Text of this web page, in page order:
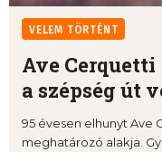
VELEM TÖRTÉNT
Ave
a szépség út
95 évesen elhunyt Ave
meghatározó alakja.